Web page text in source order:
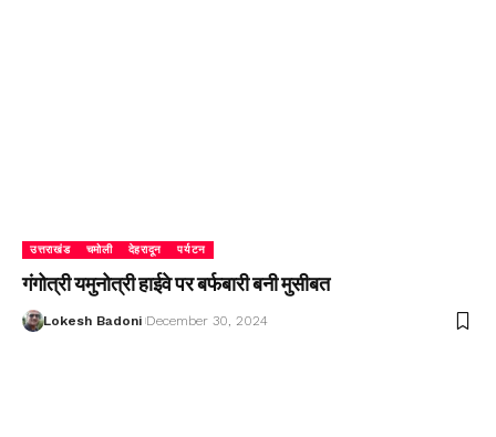
उत्तराखंड चमोली देहरादून पर्यटन
गंगोत्री यमुनोत्री हाईवे पर बर्फबारी बनी मुसीबत
Lokesh Badoni December 30, 2024